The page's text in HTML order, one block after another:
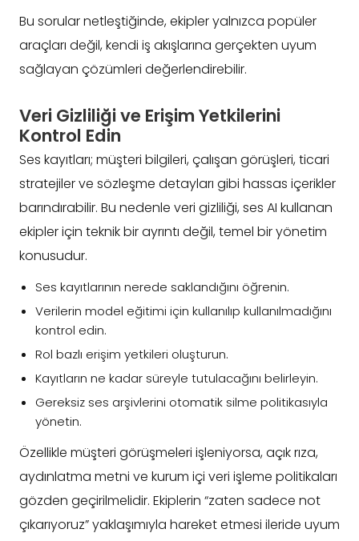
Bu sorular netleştiğinde, ekipler yalnızca popüler
araçları değil, kendi iş akışlarına gerçekten uyum
sağlayan çözümleri değerlendirebilir.
Veri Gizliliği ve Erişim Yetkilerini
Kontrol Edin
Ses kayıtları; müşteri bilgileri, çalışan görüşleri, ticari
stratejiler ve sözleşme detayları gibi hassas içerikler
barındırabilir. Bu nedenle veri gizliliği, ses AI kullanan
ekipler için teknik bir ayrıntı değil, temel bir yönetim
konusudur.
Ses kayıtlarının nerede saklandığını öğrenin.
Verilerin model eğitimi için kullanılıp kullanılmadığını
kontrol edin.
Rol bazlı erişim yetkileri oluşturun.
Kayıtların ne kadar süreyle tutulacağını belirleyin.
Gereksiz ses arşivlerini otomatik silme politikasıyla
yönetin.
Özellikle müşteri görüşmeleri işleniyorsa, açık rıza,
aydınlatma metni ve kurum içi veri işleme politikaları
gözden geçirilmelidir. Ekiplerin “zaten sadece not
çıkarıyoruz” yaklaşımıyla hareket etmesi ileride uyum